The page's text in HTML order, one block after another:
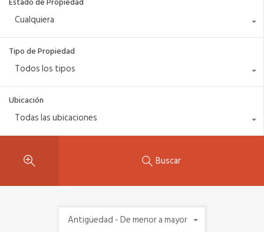
Cualquiera
Tipo de Propiedad
Todos los tipos
Ubicación
Todas las ubicaciones
Buscar
Antigüedad - De menor a mayor